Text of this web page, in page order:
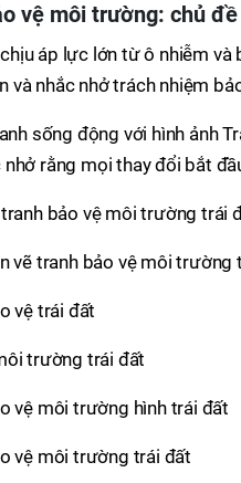
vệ môi trường: chủ
áp lực lớn từ ô nhiễm
và nhắc nhở trách nhiệm
sống động với hình ảnh
nhở rằng mọi thay đổi bắt